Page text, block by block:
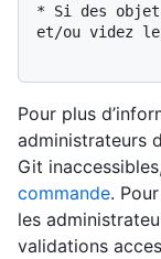
* Si des
et/ou videz
Pour plus
administrateurs
Git
commande.
les
validations